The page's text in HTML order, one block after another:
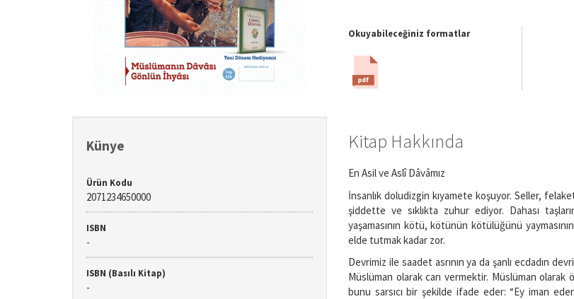
Okuyabileceğiniz formatlar
Künye
Ürün Kodu
2071234650000
ISBN
-
ISBN (Basılı Kitap)
-
Kitap Hakkında
En Asil ve Aslî Dâvâmız
İnsanlık doludizgin kıyamete koşuyor. Seller,
şiddette ve sıklıkta zuhur ediyor. Dahası
yaşamasının kötü, kötünün kötülüğünü
elde tutmak kadar zor.
Devrimiz ile saadet asrının ya da şanlı ecdadın
Müslüman olarak can vermektir. Müslüman
bunu sarsıcı bir şekilde ifade eder: “Ey iman